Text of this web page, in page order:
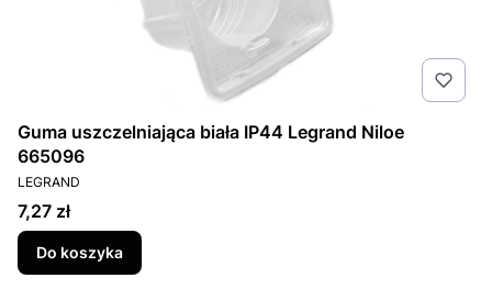
Guma uszczelniająca biała IP44 Legrand Niloe
665096
PRODUCENT
LEGRAND
Cena
7,27 zł
Do koszyka